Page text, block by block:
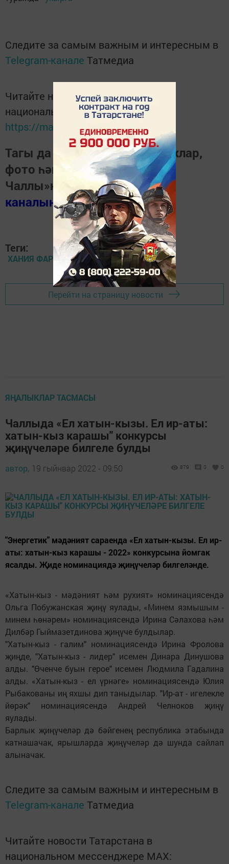
Следите за самым важным и интересным в
Telegram-канале Татмедиа
Читайте новости Татарстана в
национальном мессенджере MАХ:
https://max.ru/tatmedia
Тагы да кызыклырак яңалыклар,
фото һәм видеолар «Шәһри
Чаллы»ның MAX
каналында(язылыгыз).
Теги:
ХАНИЯ ФАРХИ
Перейти на страницу новости
ЯҢАЛЫКЛАР ТАСМАСЫ
Чаллыда «Ел хатын-кызы. Ел ир-аты:
хатын-кыз карашы" конкурсы
җиңүчеләре билгеле булды
автор, 19 гыйнвар 2022 - 09:50 879 0 0
"Энергетик" мәдәният сараенда «Ел хатын-кызы. Ел ир-
аты: хатын-кыз карашы - 2022» конкурсына йомгак
ясалды. Җиде номинациядә җиңүчеләр билгеләнде.
«Хатын-кыз - мәдәният һәм рухият» номинациясендә
Ольга Побужанская җиңү яулады, «Минем язмышым -
минем һөнәрем» номинациясендә Ирина Сәлахова һәм
Дилбәр Гыймазетдинова җиңүче булдылар.
"Хатын-кыз - галим" номинациясендә Ирина Фролова
җиңде, "Хатын-кыз - лидер" исемен Динара Динушова
алды. "Өченче буын герое" исемен Людмила Гадалина
алды. «Хатын-кыз - ел үрнәге» номинациясендә Юлия
Рыбакованы иң яхшы дип таныдылар. "Ир-ат - игелекле
йөрәк" номинациясендә Андрей Челноков җиңү
яулады.
Барлык җиңүчеләр дә бәйгенең республика этабында
катнашачак, ярышларда җиңүчеләр дә шунда сайлап
алыначак.
Следите за самым важным и интересным в
Telegram-канале Татмедиа
Читайте новости Татарстана в
национальном мессенджере MАХ: